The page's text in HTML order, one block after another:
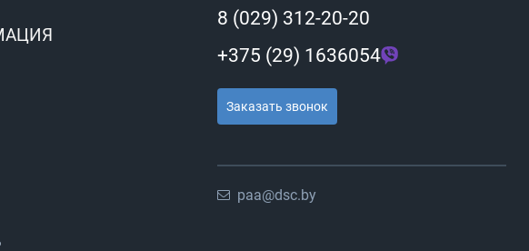
8 (029) 312-20-20
+375 (29) 1636054
Заказать звонок
paa@dsc.by